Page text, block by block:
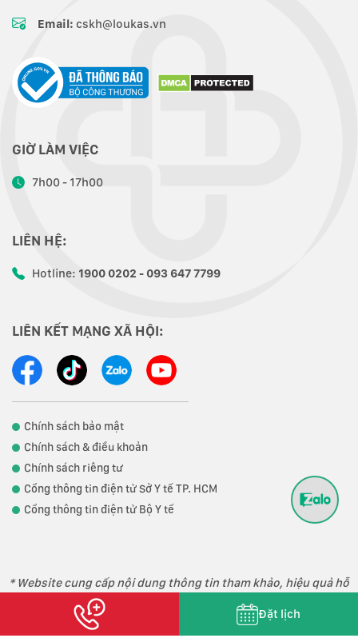
Email: cskh@loukas.vn
GIỜ LÀM VIỆC
7h00 - 17h00
LIÊN HỆ:
Hotline: 1900 0202 - 093 647 7799
LIÊN KẾT MẠNG XÃ HỘI:
Chính sách bảo mật
Chính sách & điều khoản
Chính sách riêng tư
Cổng thông tin điện tử Sở Y tế TP. HCM
Cổng thông tin điện tử Bộ Y tế
* Website cung cấp nội dung thông tin tham khảo, hiệu quả hỗ
trợ điều trị phụ thuộc vào thể trạng từng người.
Copyright 2023 © Phòng khám Đa khoa Loukas
Đặt lịch